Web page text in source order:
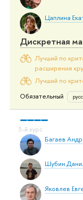
Цаплина
Дискретная
Лучший по
расширения
Лучший по
Обязательный
Багаев
Шубин
Яковлев